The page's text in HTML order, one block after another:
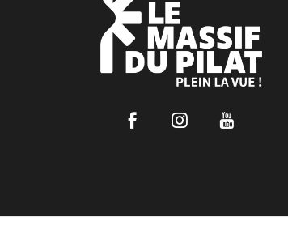
FacebookInstagram